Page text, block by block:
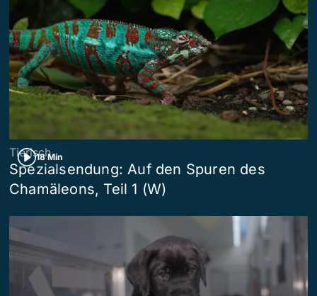
18 Min
Tierisch
Spezialsendung: Auf den Spuren des
Chamäleons, Teil 1 (W)